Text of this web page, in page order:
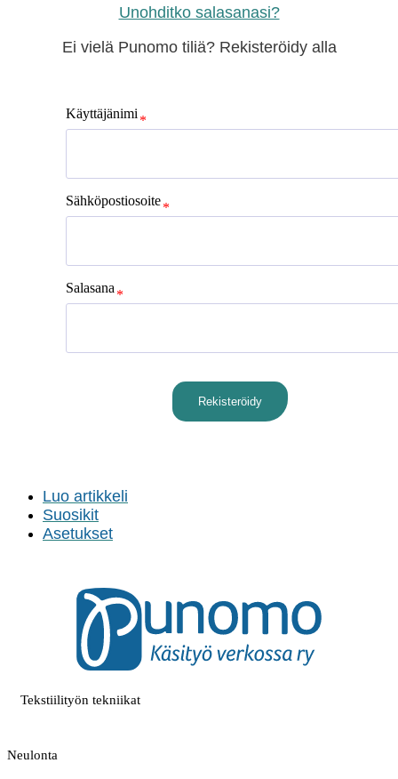
Unohditko salasanasi?
Ei vielä Punomo tiliä? Rekisteröidy alla
Käyttäjänimi
Sähköpostiosoite
Salasana
Rekisteröidy
Luo artikkeli
Suosikit
Asetukset
Tekstiilityön tekniikat
Neulonta